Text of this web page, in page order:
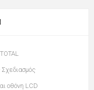
οθόνη LCD